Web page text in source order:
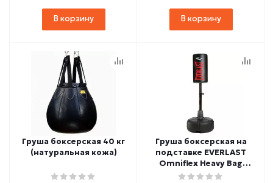
В корзину В корзину
Груша боксерская 40 кг
(натуральная кожа)
Груша боксерская на
подставке EVERLAST
Omniflex Heavy Bag
33х63, 120-157 см